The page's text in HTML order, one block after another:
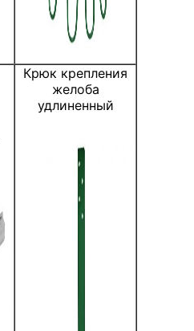
Крюк крепления
желоба
удлиненный